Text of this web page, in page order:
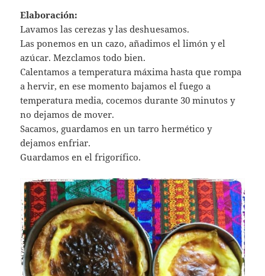
Elaboración:
Lavamos las cerezas y las deshuesamos.
Las ponemos en un cazo, añadimos el limón y el
azúcar. Mezclamos todo bien.
Calentamos a temperatura máxima hasta que rompa
a hervir, en ese momento bajamos el fuego a
temperatura media, cocemos durante 30 minutos y
no dejamos de mover.
Sacamos, guardamos en un tarro hermético y
dejamos enfriar.
Guardamos en el frigorífico.